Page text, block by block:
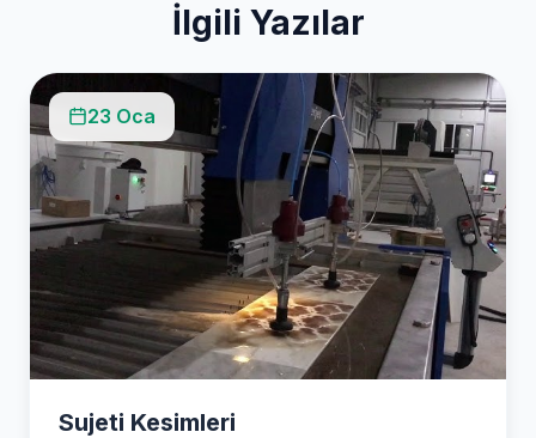
İlgili Yazılar
23 Oca
Sujeti Kesimleri